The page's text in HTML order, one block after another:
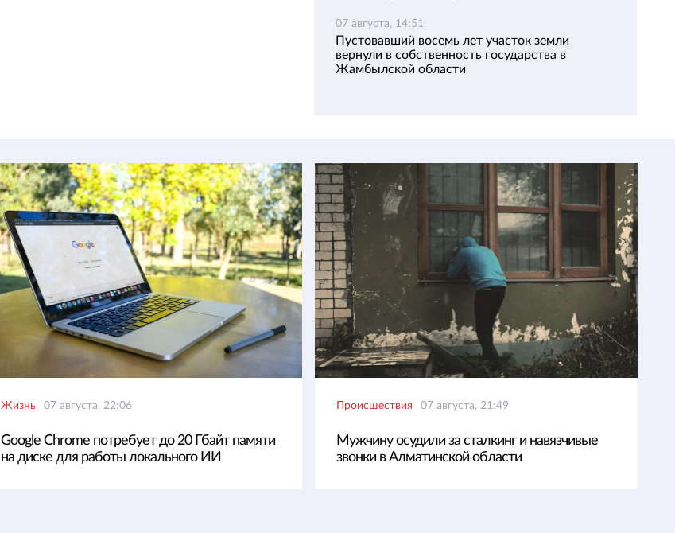
07 августа, 14:51
Пустовавший восемь лет участок земли
вернули в собственность государства в
Жамбылской области
Жизнь 07 августа, 22:06
Google Chrome потребует до 20 Гбайт памяти
на диске для работы локального ИИ
Происшествия 07 августа, 21:49
Мужчину осудили за сталкинг и навязчивые
звонки в Алматинской области